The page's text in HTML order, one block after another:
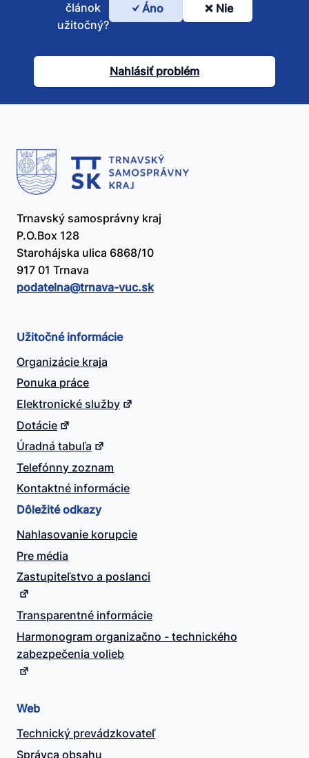
Bol
článok
užitočný?
článok
užitočný?
Áno Nie
Nahlásiť problém
Trnavský samosprávny kraj
P.O.Box 128
Starohájska ulica 6868/10
917 01 Trnava
podatelna@​trnava-vuc.sk
Užitočné informácie
Organizácie kraja
Ponuka práce
Elektronické služby
Dotácie
Úradná tabuľa
Telefónny zoznam
Kontaktné informácie
Dôležité odkazy
Nahlasovanie korupcie
Pre média
Zastupiteľstvo a poslanci
Transparentné informácie
Harmonogram organizačno - technického
zabezpečenia volieb
Web
Technický prevádzkovateľ
Správca obsahu